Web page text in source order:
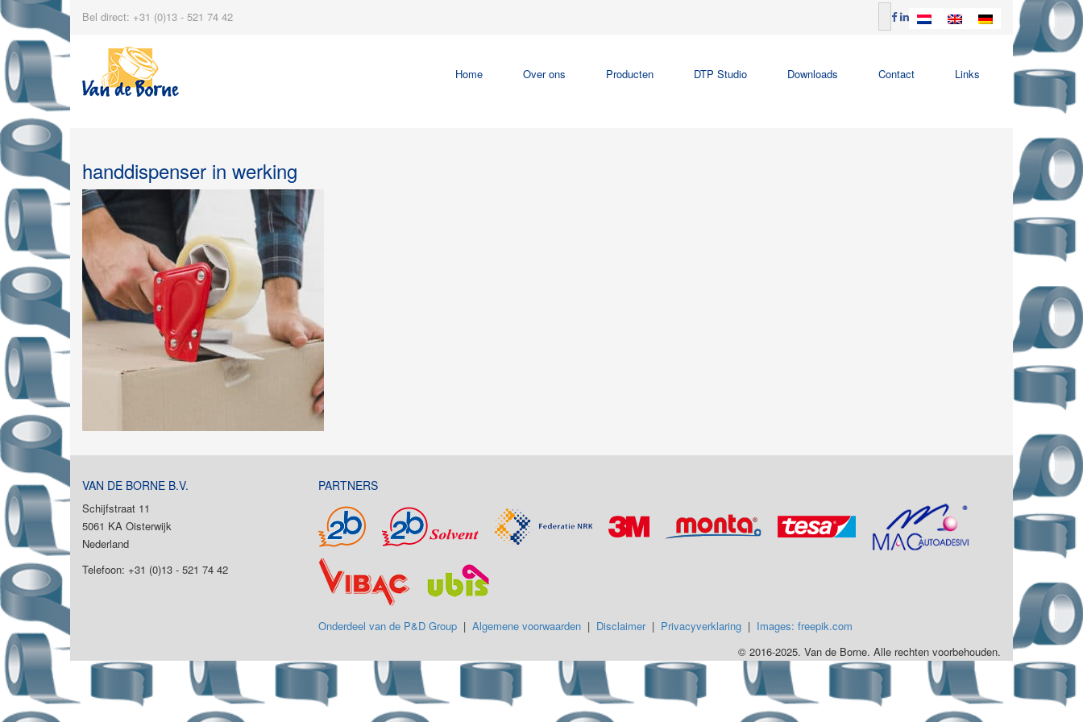
Bel direct: +31 (0)13 - 521 74 42
Home Over ons Producten DTP Studio Downloads Contact Links
handdispenser in werking
VAN DE BORNE B.V.
Schijfstraat 11
5061 KA Oisterwijk
Nederland
Telefoon: +31 (0)13 - 521 74 42
PARTNERS
Onderdeel van de P&D Group| Algemene voorwaarden| Disclaimer| Privacyverklaring| Images: freepik.com
© 2016-2025. Van de Borne. Alle rechten voorbehouden.